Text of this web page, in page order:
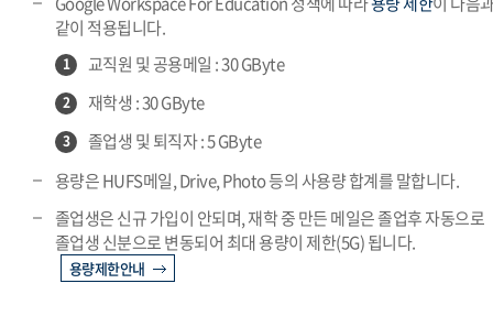
같이 적용됩니다.
1 교직원 및 공용메일 : 30 GByte
2 재학생 : 30 GByte
3
졸업생 및 퇴직자 : 5 GByte
용량은 HUFS메일, Drive, Photo 등의 사용량 합계를 말합니다.
졸업생은 신규 가입이 안되며, 재학 중 만든 메일은 졸업후 자동으로
졸업생 신분으로 변동되어 최대 용량이 제한(5G) 됩니다.
용량제한안내